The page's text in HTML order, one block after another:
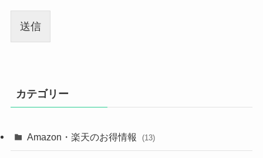
送信
カテゴリー
Amazon・楽天のお得情報 (13)